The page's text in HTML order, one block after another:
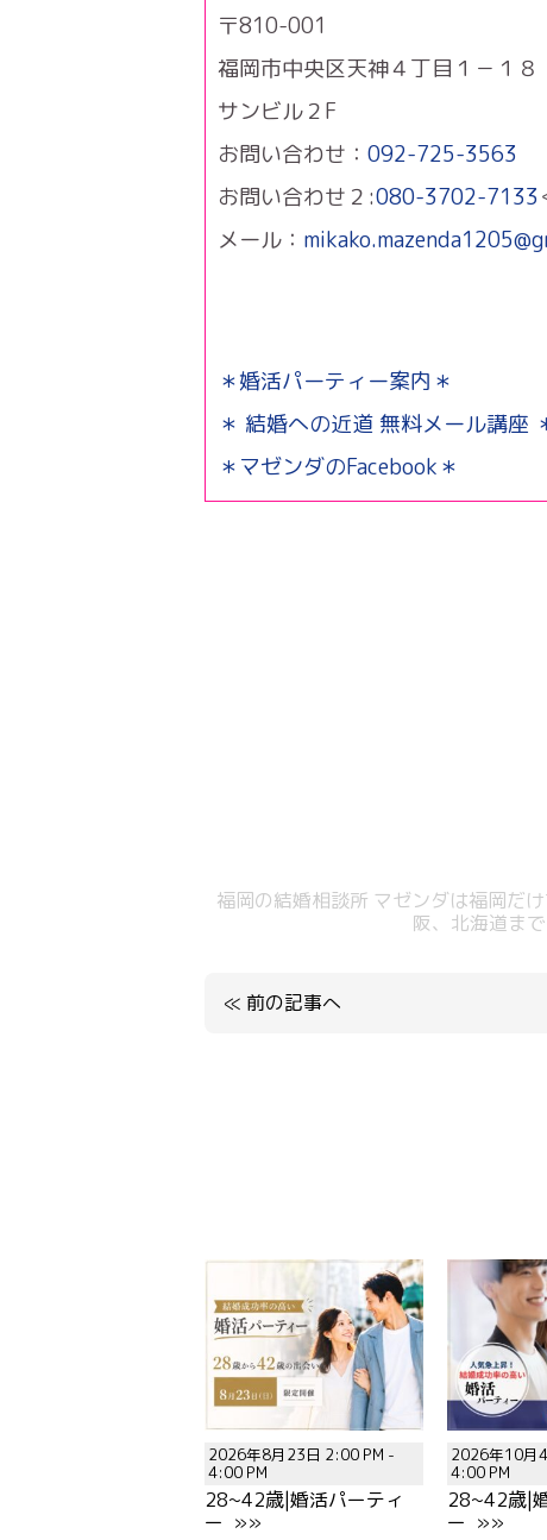
〒810-001
福岡市中央区天神４丁目１－１８
サンビル２F
お問い合わせ： 092-725-3563
お問い合わせ２:080-3702-7133
メール：
＊婚活パーティー案内＊
＊ 結婚への近道 無料メール講座
＊マゼンダのFacebook＊
福岡の結婚相談所 マゼンダは福岡だ
阪、北海道ま
≪ 前の記事へ
2026年8月23日 2:00 PM -
4:00 PM
28~42歳|婚活パーティ
ー »»
2026年10月
4:00 PM
28~42歳|
ー »»